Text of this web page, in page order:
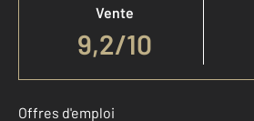
Vente
9,2/10
Offres d'emploi